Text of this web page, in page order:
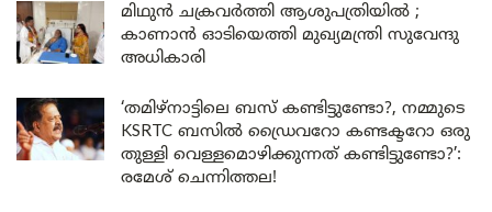
മിഥുൻ ചക്രവർത്തി ആശുപത്രിയിൽ ;
കാണാൻ ഓടിയെത്തി മുഖ്യമന്ത്രി സുവേന്ദു
അധികാരി
‘തമിഴ്‌നാട്ടിലെ ബസ് കണ്ടിട്ടുണ്ടോ?, നമ്മുടെ
KSRTC ബസിൽ ഡ്രൈവറോ കണ്ടക്ടറോ ഒരു
തുള്ളി വെള്ളമൊഴിക്കുന്നത് കണ്ടിട്ടുണ്ടോ?’:
രമേശ് ചെന്നിത്തല!